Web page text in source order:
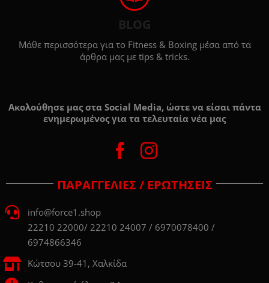
BLOG
Μάθε περισσότερα για το Fitness & Boxing μέσα από τα
άρθρα μας με tips & tricks.
Ακολούθησε μας στα Social Media, ώστε να είσαι πάντα
ενημερωμένος για τα τελευταία νέα μας
ΠΑΡΑΓΓΕΛΙΕΣ / ΕΡΩΤΗΣΕΙΣ
info@force1.shop
22210 22000/ 22210 24007 / 6970078400 /
6974866346
Κώτσου 39-41, Χαλκίδα